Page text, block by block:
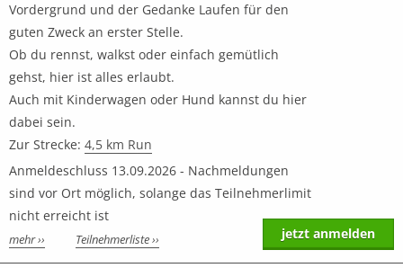
Vordergrund und der Gedanke Laufen für den
guten Zweck an erster Stelle.
Ob du rennst, walkst oder einfach gemütlich
gehst, hier ist alles erlaubt.
Auch mit Kinderwagen oder Hund kannst du hier
dabei sein.
Zur Strecke: 4,5 km Run
Anmeldeschluss 13.09.2026 - Nachmeldungen
sind vor Ort möglich, solange das Teilnehmerlimit
nicht erreicht ist
mehr ›› Teilnehmerliste ›› jetzt anmelden